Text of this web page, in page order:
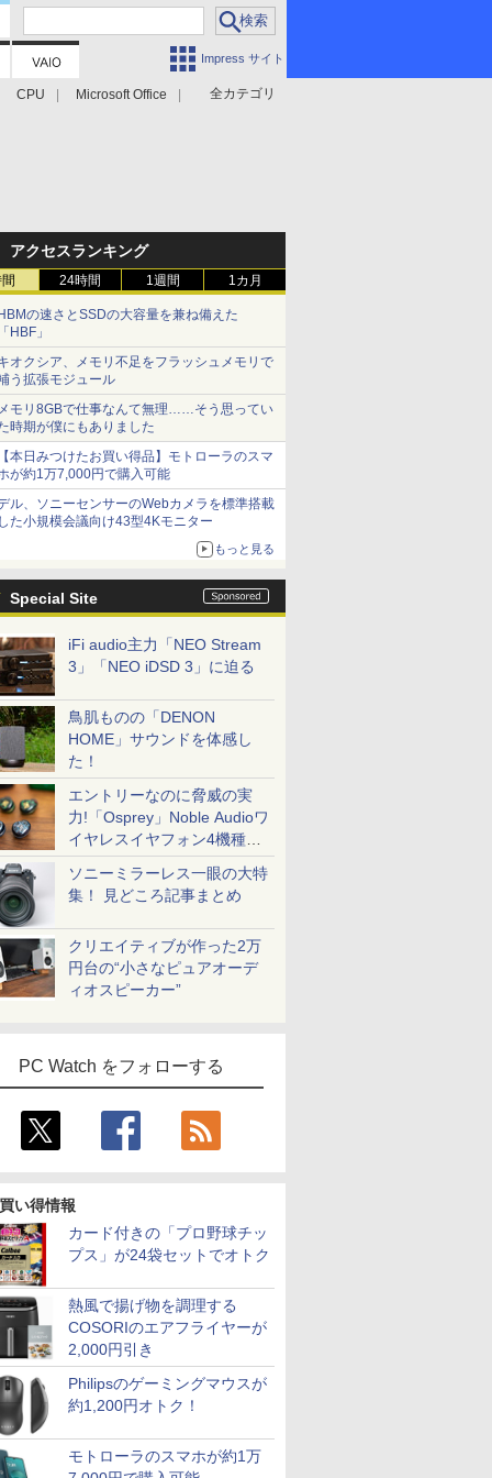
Impress サイト
全カテゴリ
CPU Microsoft Office
アクセスランキング
24時間 1週間 1カ月
の速さとSSDの大容量を兼ね備えた
HBF」
オクシア、メモリ不足をフラッシュメモリで
う拡張モジュール
モリ8GBで仕事なんて無理……そう思ってい
時期が僕にもありました
本日みつけたお買い得品】モトローラのスマ
が約1万7,000円で購入可能
ル、ソニーセンサーのWebカメラを標準搭載
た小規模会議向け43型4Kモニター
もっと見る
Special Site
iFi audio主力「NEO Stream
3」「NEO iDSD 3」に迫る
鳥肌ものの「DENON
HOME」サウンドを体感し
た！
エントリーなのに脅威の実
力!「Osprey」Noble Audioワ
イヤレスイヤフォン4機種を
一気に聴く
ソニーミラーレス一眼の大特
集！ 見どころ記事まとめ
クリエイティブが作った2万
円台の“小さなピュアオーデ
ィオスピーカー”
PC Watch をフォローする
い得情報
カード付きの「プロ野球チッ
プス」が24袋セットでオトク
熱風で揚げ物を調理する
COSORIのエアフライヤーが
2,000円引き
Philipsのゲーミングマウスが
約1,200円オトク！
モトローラのスマホが約1万